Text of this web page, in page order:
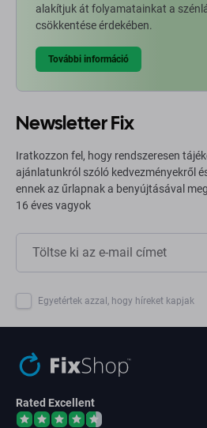
alakítjuk át folyamatainkat a
csökkentése érdekében.
További információ
Newsletter Fix
Iratkozzon fel, hogy rendszeresen
ajánlatunkról szóló kedvezményekről
ennek az űrlapnak a benyújtásával
16 éves vagyok
Egyetértek azzal, hogy híreket kapjak
Rated Excellent